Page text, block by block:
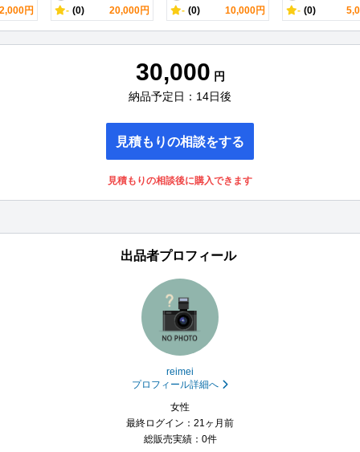
円 - (0) 20,000円 - (0) 10,000円 - (0)
30,000 円
納品予定日：14日後
見積もりの相談をする
見積もりの相談後に購入できます
出品者プロフィール
reimei
プロフィール詳細へ
女性
最終ログイン：21ヶ月前
総販売実績：0件